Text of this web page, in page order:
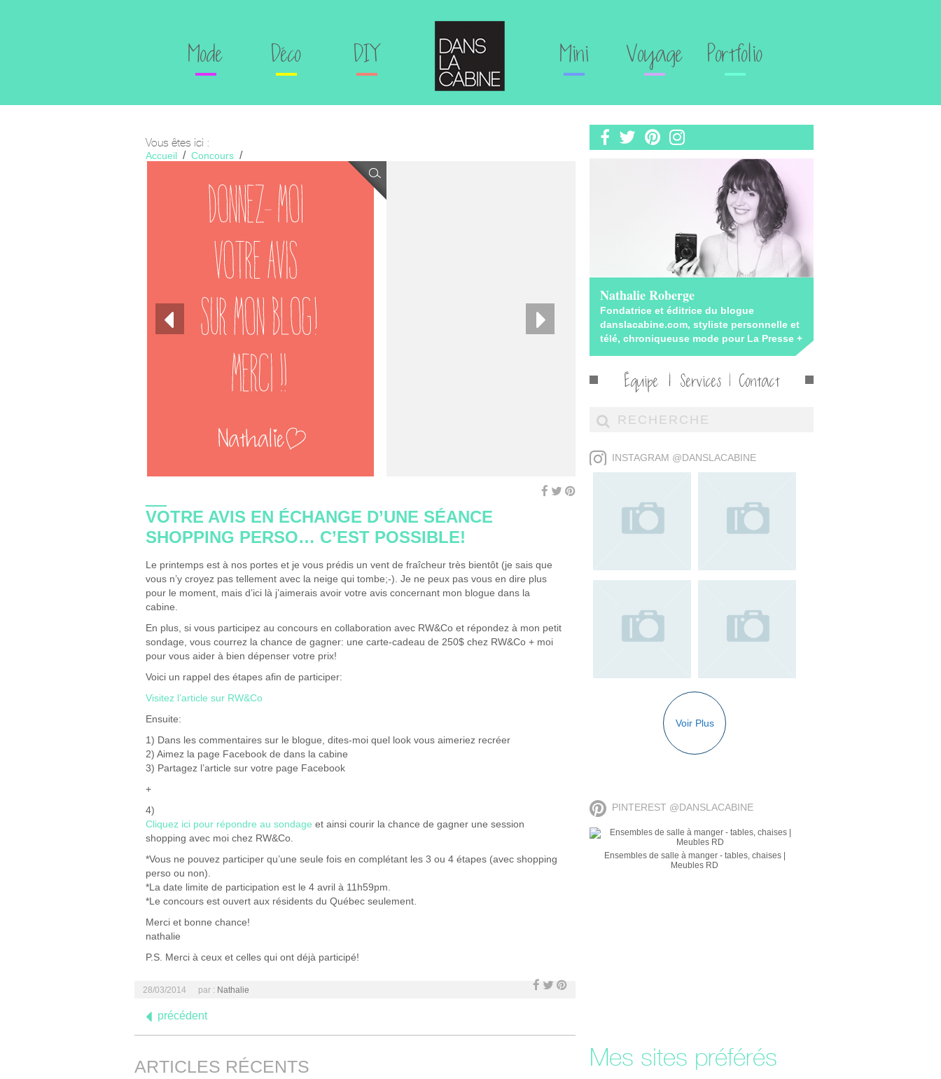
DIY
Déco
Mode Mini Voyage Portfolio
Vous êtes ici :
Accueil Concours
Votre avis en échange d’une séance shopping perso… c’est possible!
VOTRE AVIS EN ÉCHANGE D’UNE SÉANCE
SHOPPING PERSO… C’EST POSSIBLE!
Le printemps est à nos portes et je vous prédis un vent de fraîcheur très bientôt (je sais que
vous n’y croyez pas tellement avec la neige qui tombe;-). Je ne peux pas vous en dire plus
pour le moment, mais d’ici là j’aimerais avoir votre avis concernant mon blogue dans la
cabine.
En plus, si vous participez au concours en collaboration avec RW&Co et répondez à mon petit
sondage, vous courrez la chance de gagner: une carte-cadeau de 250$ chez RW&Co + moi
pour vous aider à bien dépenser votre prix!
Voici un rappel des étapes afin de participer:
Visitez l’article sur RW&Co
Ensuite:
1) Dans les commentaires sur le blogue, dites-moi quel look vous aimeriez recréer
2) Aimez la page Facebook de dans la cabine
3) Partagez l’article sur votre page Facebook
+
4)
Cliquez ici pour répondre au sondage et ainsi courir la chance de gagner une session
shopping avec moi chez RW&Co.
*Vous ne pouvez participer qu’une seule fois en complétant les 3 ou 4 étapes (avec shopping
perso ou non).
*La date limite de participation est le 4 avril à 11h59pm.
*Le concours est ouvert aux résidents du Québec seulement.
Merci et bonne chance!
nathalie
P.S. Merci à ceux et celles qui ont déjà participé!
28/03/2014 par : Nathalie
précédent
ARTICLES RÉCENTS
Nathalie Roberge
Fondatrice et éditrice du blogue
danslacabine.com, styliste personnelle et
télé, chroniqueuse mode pour La Presse +
Équipe Services Contact
INSTAGRAM @DANSLACABINE
Voir Plus
PINTEREST @DANSLACABINE
NOLA luminaire mural 12"H WS57712 | Luminaire Plus
– LUMINAIRE PLUS
Mes sites préférés